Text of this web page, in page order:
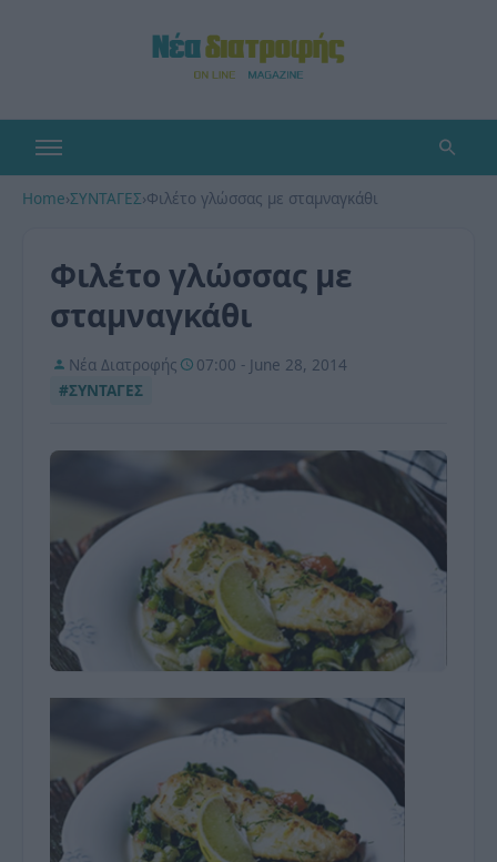
Home›ΣΥΝΤΑΓΕΣ›Φιλέτο γλώσσας με σταμναγκάθι
Φιλέτο γλώσσας με
σταμναγκάθι
Νέα Διατροφής
07:00 - June 28, 2014
#ΣΥΝΤΑΓΕΣ